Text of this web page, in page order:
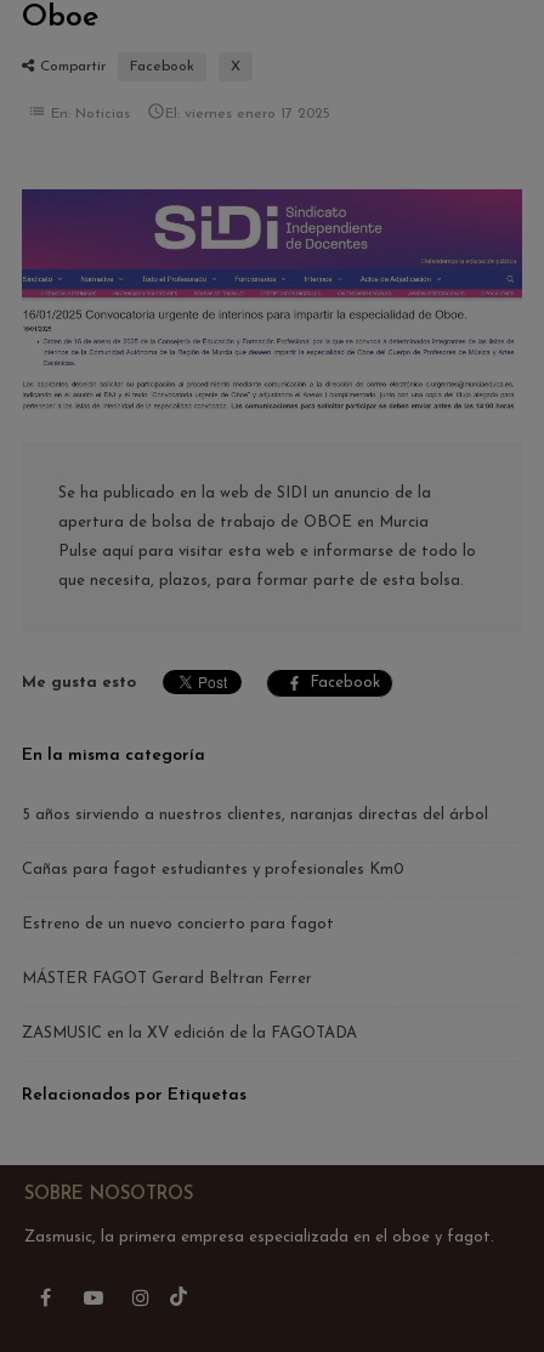
Oboe
Compartir Facebook X
list En: Noticias  El: viernes enero 17 2025
Se ha publicado en la web de SIDI un anuncio de la
apertura de bolsa de trabajo de OBOE en Murcia
Pulse aquí para visitar esta web e informarse de todo lo
que necesita, plazos, para formar parte de esta bolsa.
Me gusta esto Facebook
En la misma categoría
5 años sirviendo a nuestros clientes, naranjas directas del árbol
Cañas para fagot estudiantes y profesionales Km0
Estreno de un nuevo concierto para fagot
MÁSTER FAGOT Gerard Beltran Ferrer
ZASMUSIC en la XV edición de la FAGOTADA
Relacionados por Etiquetas
SOBRE NOSOTROS
Zasmusic, la primera empresa especializada en el oboe y fagot.
FacebookYouTubeInstagram